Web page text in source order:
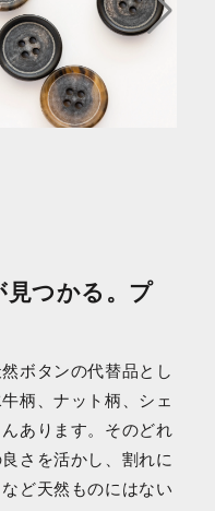
見つかる。プ
ボタンの代替品とし
柄、ナット柄、シェ
あります。そのどれ
さを活かし、割れに
ど天然ものにはない